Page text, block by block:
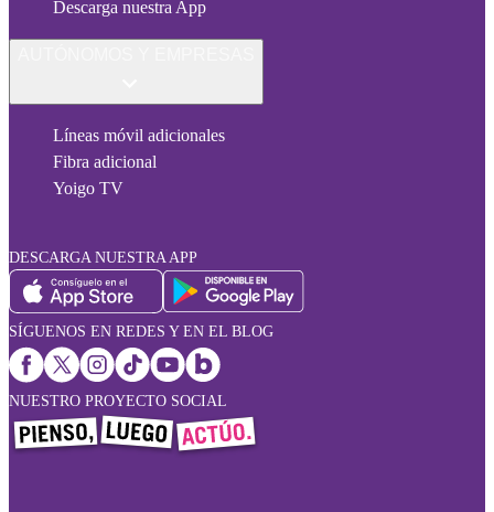
Descarga nuestra App
Líneas móvil adicionales
Fibra adicional
Yoigo TV
DESCARGA NUESTRA APP
SÍGUENOS EN REDES Y EN EL BLOG
NUESTRO PROYECTO SOCIAL